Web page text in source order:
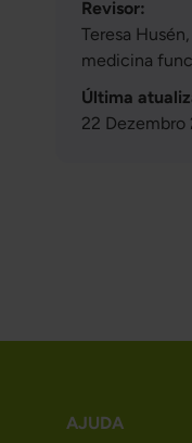
Revisor:
Teresa
medicina
Última
22 Dezembro
AJUDA